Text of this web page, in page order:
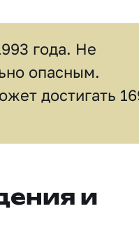
года. Не
опасным.
достигать
и